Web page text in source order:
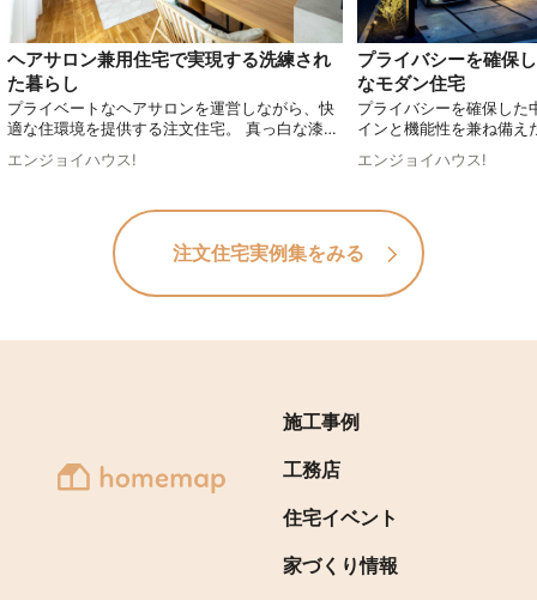
ヘアサロン兼用住宅で実現する洗練され
た暮らし
プライベートなヘアサロンを運営しながら、快
適な住環境を提供する注文住宅。 真っ白な漆喰
級感のあるデザインです。セカンドリビングと
だわりを感じさせる空間が広がります。居住性
と機能性のバランスが取れた理想の住まいで
エンジョイハウス!
プライバシーを確保
なモダン住宅
プライバシーを確保した
インと機能性を兼ね備え
キッチンなど、随所にこ
スペースを設け、明るく
現。都市部でもプライ
適でスタイリッシュな住
エンジョイハウス!
注文住宅実例集をみる
施工事例
工務店
住宅イベント
家づくり情報